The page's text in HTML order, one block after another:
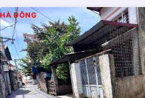
HÀ ĐÔNG